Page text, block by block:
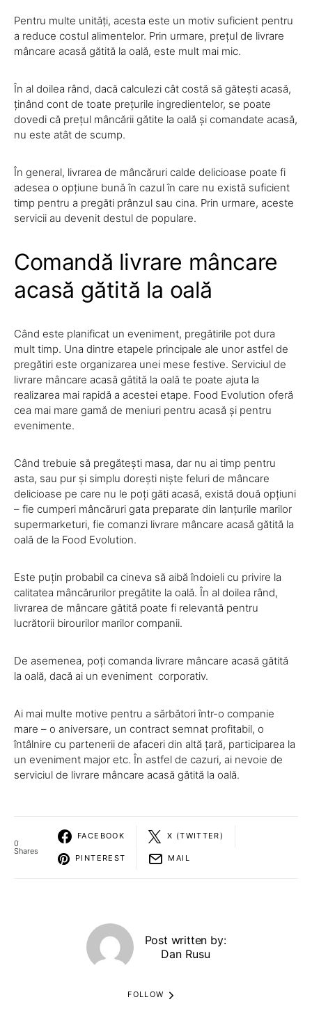
Pentru multe unități, acesta este un motiv suficient pentru
a reduce costul alimentelor. Prin urmare, prețul de livrare
mâncare acasă gătită la oală, este mult mai mic.
În al doilea rând, dacă calculezi cât costă să gătești acasă,
ținând cont de toate prețurile ingredientelor, se poate
dovedi că prețul mâncării gătite la oală și comandate acasă,
nu este atât de scump.
În general, livrarea de mâncăruri calde delicioase poate fi
adesea o opțiune bună în cazul în care nu există suficient
timp pentru a pregăti prânzul sau cina. Prin urmare, aceste
servicii au devenit destul de populare.
Comandă livrare mâncare
acasă gătită la oală
Când este planificat un eveniment, pregătirile pot dura
mult timp. Una dintre etapele principale ale unor astfel de
pregătiri este organizarea unei mese festive. Serviciul de
livrare mâncare acasă gătită la oală te poate ajuta la
realizarea mai rapidă a acestei etape. Food Evolution oferă
cea mai mare gamă de meniuri pentru acasă și pentru
evenimente.
Când trebuie să pregătești masa, dar nu ai timp pentru
asta, sau pur și simplu dorești niște feluri de mâncare
delicioase pe care nu le poți găti acasă, există două opțiuni
– fie cumperi mâncăruri gata preparate din lanțurile marilor
supermarketuri, fie comanzi livrare mâncare acasă gătită la
oală de la Food Evolution.
Este puțin probabil ca cineva să aibă îndoieli cu privire la
calitatea mâncărurilor pregătite la oală. În al doilea rând,
livrarea de mâncare gătită poate fi relevantă pentru
lucrătorii birourilor marilor companii.
De asemenea, poți comanda livrare mâncare acasă gătită
la oală, dacă ai un eveniment corporativ.
Ai mai multe motive pentru a sărbători într-o companie
mare – o aniversare, un contract semnat profitabil, o
întâlnire cu partenerii de afaceri din altă țară, participarea la
un eveniment major etc. În astfel de cazuri, ai nevoie de
serviciul de livrare mâncare acasă gătită la oală.
0
Shares
FACEBOOK X (TWITTER)
PINTEREST MAIL
Post written by:
Dan Rusu
FOLLOW